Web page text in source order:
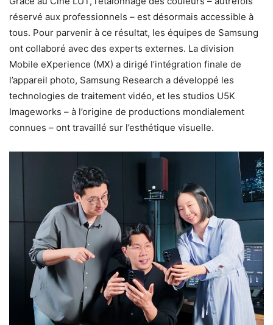
réservé aux professionnels – est désormais accessible à
tous. Pour parvenir à ce résultat, les équipes de Samsung
ont collaboré avec des experts externes. La division
Mobile eXperience (MX) a dirigé l’intégration finale de
l’appareil photo, Samsung Research a développé les
technologies de traitement vidéo, et les studios U5K
Imageworks – à l’origine de productions mondialement
connues – ont travaillé sur l’esthétique visuelle.